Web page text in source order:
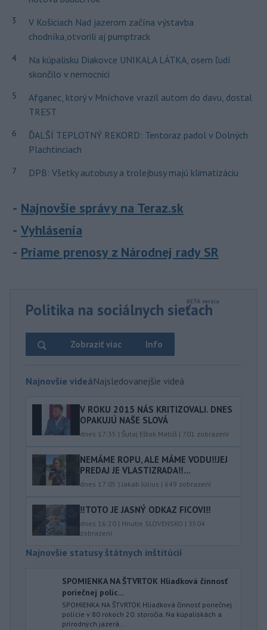
3
V Košiciach Nad jazerom začína výstavba
chodníka,otvorili aj pumptrack
4
Na kúpalisku Diakovce UNIKALA LÁTKA, osem ľudí
skončilo v nemocnici
5
Afganec, ktorý v Mníchove vrazil autom do davu, dostal
TREST
6
ĎALŠÍ TEPLOTNÝ REKORD: Tentoraz padol v Dolných
Plachtinciach
7 DPB: Všetky autobusy a trolejbusy majú klimatizáciu
Najnovšie správy na Teraz.sk
Vyhlásenia
Priame prenosy z Národnej rady SR
Politika na sociálnych sieťach
Info
Zobraziť viac
Najnovšie videáNajsledovanejšie videá
V ROKU 2015 NÁS KRITIZOVALI. DNES
OPAKUJÚ NAŠE SLOVÁ
dnes 17:35 | Šutaj Eštok Matúš | 701 zobrazení
NEMÁME ROPU, ALE MÁME VODU‼️JEJ
PREDAJ JE VLASTIZRADA‼️...
dnes 17:05 |Jakab Július | 649 zobrazení
‼️TOTO JE JASNÝ ODKAZ FICOVI‼️
dnes 16:20 | Hnutie SLOVENSKO | 3504
zobrazení
Najnovšie statusy štátnych inštitúcií
SPOMIENKA NA ŠTVRTOK Hliadková činnosť
poriečnej políc...
SPOMIENKA NA ŠTVRTOK Hliadková činnosť poriečnej
polície v 80 rokoch 20. storočia. Na kúpaliskách a
prírodných jazerá...